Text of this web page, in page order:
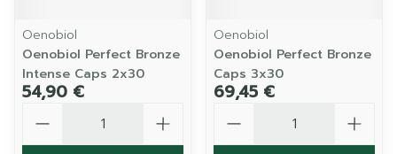
Oenobiol
Oenobiol Perfect Bronze
Intense Caps 2x30
54,90 €
Oenobiol
Oenobiol Perfect Bronze
Caps 3x30
69,45 €